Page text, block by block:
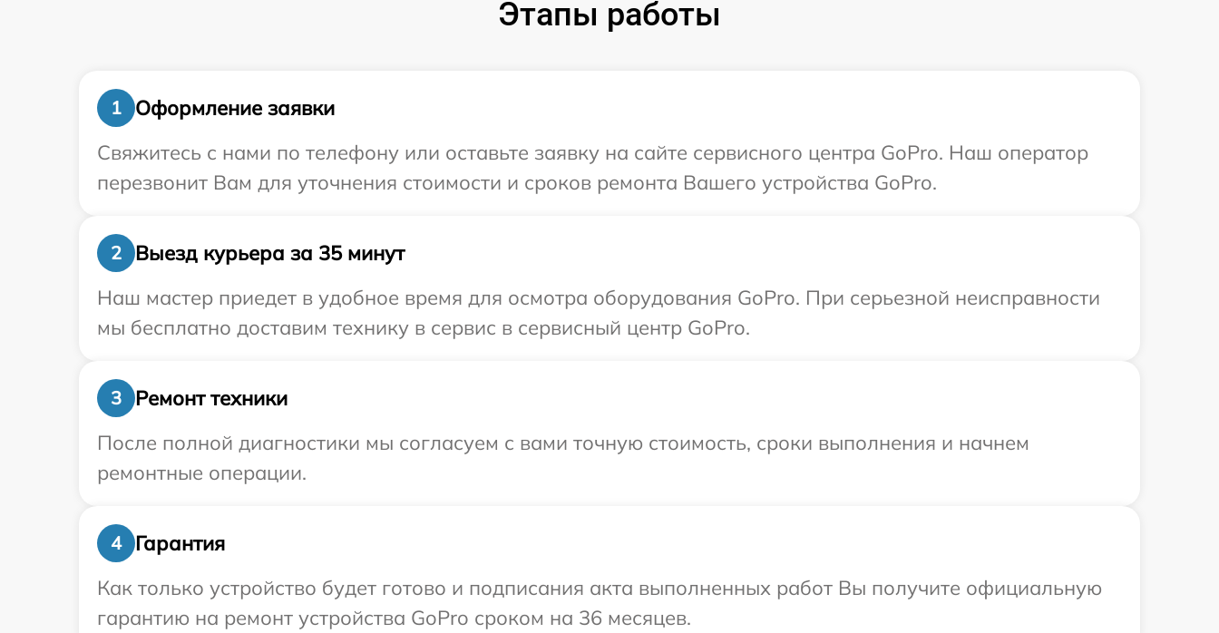
Этапы работы
1
Оформление заявки
Свяжитесь с нами по телефону или оставьте заявку на сайте сервисного центра GoPro. Наш оператор
перезвонит Вам для уточнения стоимости и сроков ремонта Вашего устройства GoPro.
2
Выезд курьера за 35 минут
Наш мастер приедет в удобное время для осмотра оборудования GoPro. При серьезной неисправности
мы бесплатно доставим технику в сервис в сервисный центр GoPro.
3
Ремонт техники
После полной диагностики мы согласуем с вами точную стоимость, сроки выполнения и начнем
ремонтные операции.
4
Гарантия
Как только устройство будет готово и подписания акта выполненных работ Вы получите официальную
гарантию на ремонт устройства GoPro сроком на 36 месяцев.